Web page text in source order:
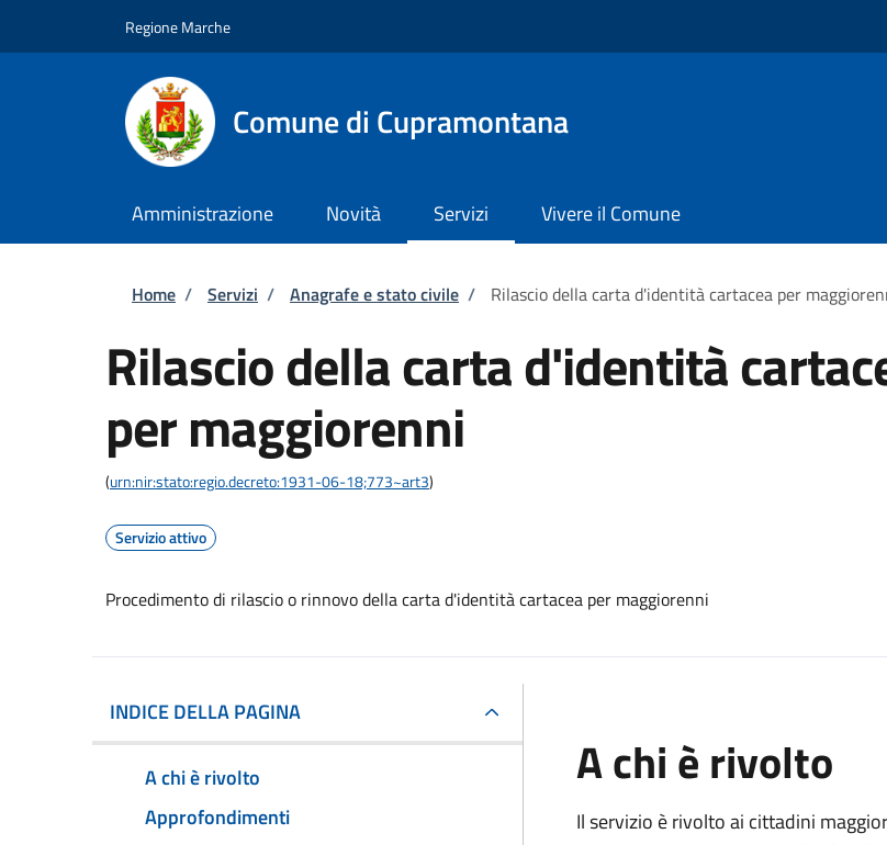
Regione Marche
Comune di Cupramontana
Amministrazione Novità Servizi Vivere il Comune
Briciole di pane
Home / Servizi / Anagrafe e stato civile / Rilascio della carta d'identità cartacea per
Rilascio della carta d'identità
per maggiorenni
(urn:nir:stato:regio.decreto:1931-06-18;773~art3)
Servizio attivo
Procedimento di rilascio o rinnovo della carta d'identità cartacea per maggiorenni
INDICE DELLA PAGINA
A chi è rivolto
Approfondimenti
A chi è rivolto
Il servizio è rivolto ai cittadini